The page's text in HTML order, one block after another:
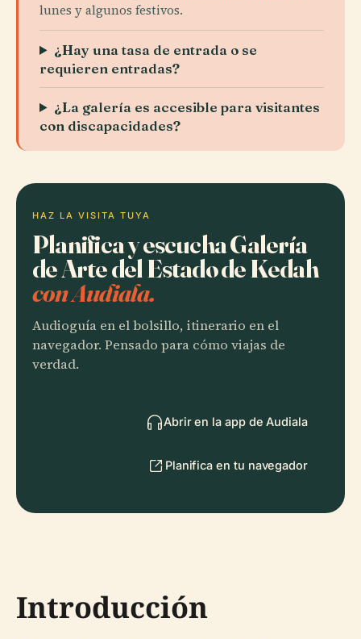
lunes y algunos festivos.
¿Hay una tasa de entrada o se
requieren entradas?
¿La galería es accesible para visitantes
con discapacidades?
HAZ LA VISITA TUYA
Planifica y escucha Galería
de Arte del Estado de Kedah
con Audiala.
Audioguía en el bolsillo, itinerario en el
navegador. Pensado para cómo viajas de
verdad.
Abrir en la app de Audiala
Planifica en tu navegador
Introducción